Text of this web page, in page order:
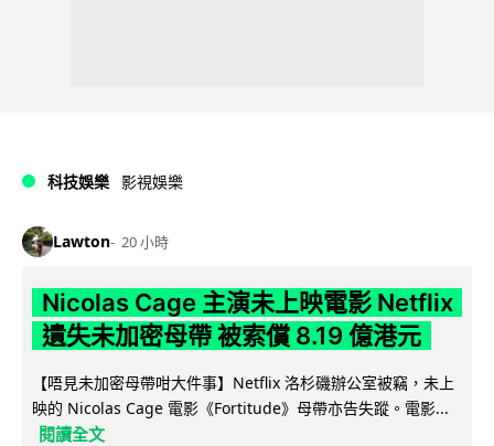
科技娛樂 影視娛樂
Lawton 20 小時
Nicolas Cage 主演未上映電影 Netflix
遺失未加密母帶 被索償 8.19 億港元
【唔見未加密母帶咁大件事】Netflix 洛杉磯辦公室被竊，未上
映的 Nicolas Cage 電影《Fortitude》母帶亦告失蹤。電影...
閱讀全文